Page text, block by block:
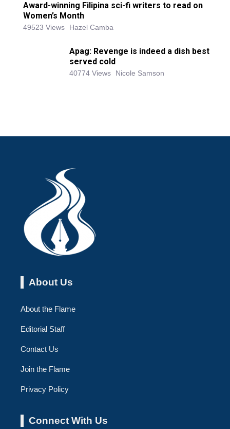
Award-winning Filipina sci-fi writers to read on
Women’s Month
49523 Views Hazel Camba
Apag: Revenge is indeed a dish best
served cold
40774 Views Nicole Samson
About Us
About the Flame
Editorial Staff
Contact Us
Join the Flame
Privacy Policy
Connect With Us